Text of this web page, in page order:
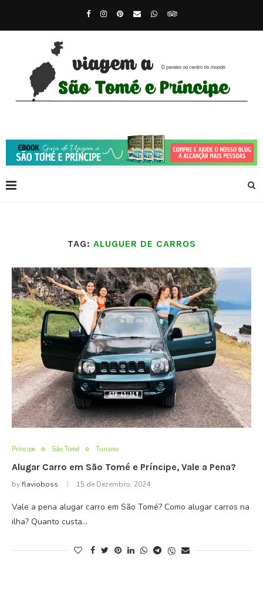
TAG: ALUGUER DE CARROS
Príncipe São Tomé Turismo
Alugar Carro em São Tomé e Príncipe, Vale a Pena?
byflavioboss 15 de Dezembro, 2024
Vale a pena alugar carro em São Tomé? Como alugar carros na
ilha? Quanto custa…